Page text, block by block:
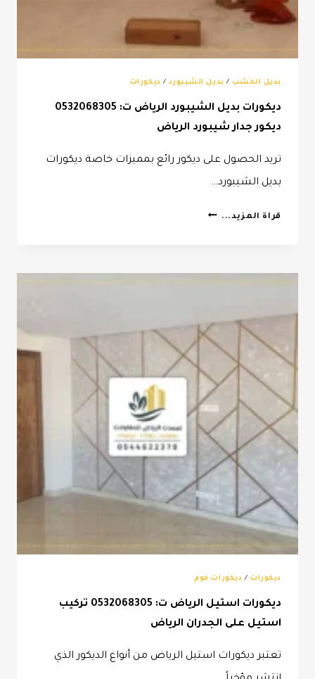
بديل الخشب/ بديل الشيبورد/ ديكورات
ديكورات بديل الشيبورد الرياض ت: 0532068305
ديكور جدار شيبورد الرياض
تريد الحصول على ديكور رائع بمميزات خاصة ديكورات
بديل الشيبورد…
قراة المزيد... ديكورات
جدار
شيبورد
الرياض
ديكورات/ ديكورات فوم
ديكورات استيل الرياض ت: 0532068305 تركيب
استيل على الجدران الرياض
تعتبر ديكورات استيل الرياض من أنواع الديكور الذي